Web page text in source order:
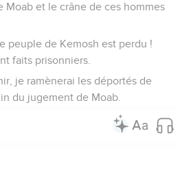
Moab et le crâne de ces hommes
peuple de Kemosh est perdu !
faits prisonniers.
je ramènerai les déportés de
du jugement de Moab.